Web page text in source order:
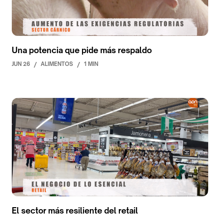
Una potencia que pide más respaldo
JUN 26 / ALIMENTOS / 1 MIN
El sector más resiliente del retail